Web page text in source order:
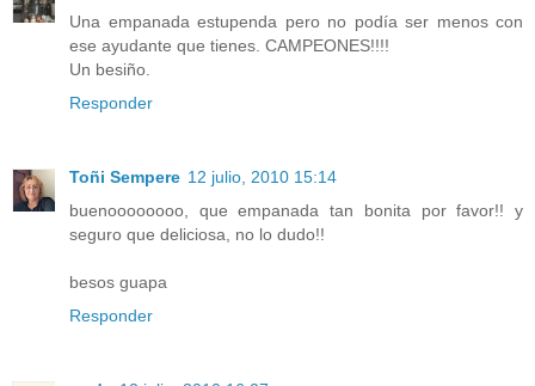
Una empanada estupenda pero no podía ser menos con
ese ayudante que tienes. CAMPEONES!!!!
Un besiño.
Responder
Toñi Sempere 12 julio, 2010 15:14
buenoooooooo, que empanada tan bonita por favor!! y
seguro que deliciosa, no lo dudo!!
besos guapa
Responder